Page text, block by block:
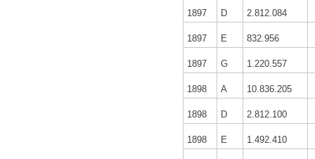
1897 D 2.812.084
1897 E 832.956
1897 G 1.220.557
1898 A 10.836.205
1898 D 2.812.100
1898 E 1.492.410